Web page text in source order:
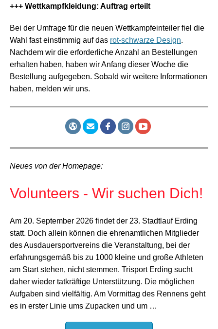
+++ Wettkampfkleidung: Auftrag erteilt
Bei der Umfrage für die neuen Wettkampfeinteiler fiel die
Wahl fast einstimmig auf das rot-schwarze Design.
Nachdem wir die erforderliche Anzahl an Bestellungen
erhalten haben, haben wir Anfang dieser Woche die
Bestellung aufgegeben. Sobald wir weitere Informationen
haben, melden wir uns.
Neues von der Homepage:
Volunteers - Wir suchen Dich!
Am 20. September 2026 findet der 23. Stadtlauf Erding
statt. Doch allein können die ehrenamtlichen Mitglieder
des Ausdauersportvereins die Veranstaltung, bei der
erfahrungsgemäß bis zu 1000 kleine und große Athleten
am Start stehen, nicht stemmen. Trisport Erding sucht
daher wieder tatkräftige Unterstützung. Die möglichen
Aufgaben sind vielfältig. Am Vormittag des Rennens geht
es in erster Linie ums Zupacken und um …